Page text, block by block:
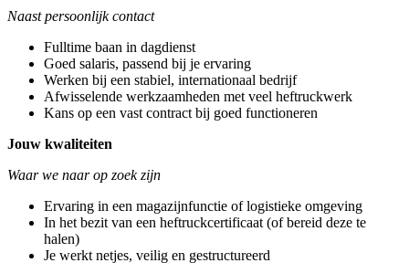
Naast persoonlijk contact
Fulltime baan in dagdienst
Goed salaris, passend bij je ervaring
Werken bij een stabiel, internationaal bedrijf
Afwisselende werkzaamheden met veel heftruckwerk
Kans op een vast contract bij goed functioneren
Jouw kwaliteiten
Waar we naar op zoek zijn
Ervaring in een magazijnfunctie of logistieke omgeving
In het bezit van een heftruckcertificaat (of bereid deze te
halen)
Je werkt netjes, veilig en gestructureerd